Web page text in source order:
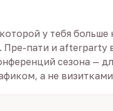
у тебя больше
Пре-пати и afterparty
сезона —
а не